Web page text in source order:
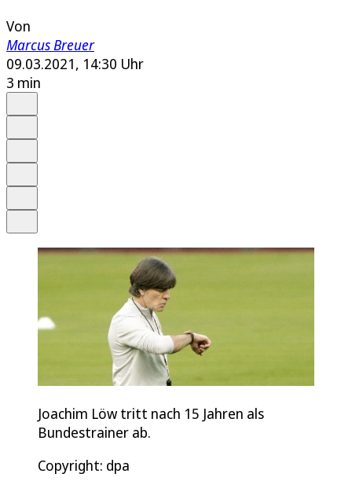
Von
Marcus Breuer
09.03.2021, 14:30 Uhr
3 min
Joachim Löw tritt nach 15 Jahren als
Bundestrainer ab.
Copyright: dpa